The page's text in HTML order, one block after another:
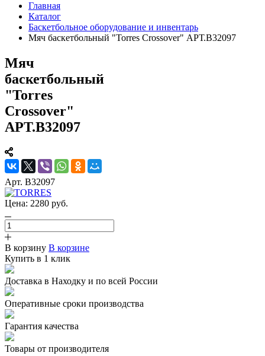
Главная
Каталог
Баскетбольное оборудование и инвентарь
Мяч баскетбольный "Torres Crossover" АРТ.B32097
Мяч
баскетбольный
"Torres
Crossover"
АРТ.B32097
Арт. B32097
Цена: 2280 руб.
В корзину В корзине
Купить в 1 клик
Доставка в Находку и по всей России
Оперативные сроки производства
Гарантия качества
Товары от производителя